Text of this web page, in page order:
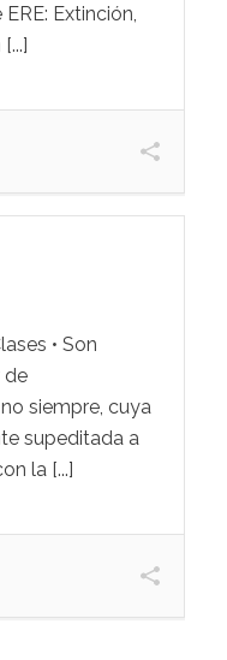
Extinción,
• Son
de
siempre, cuya
supeditada a
la [...]